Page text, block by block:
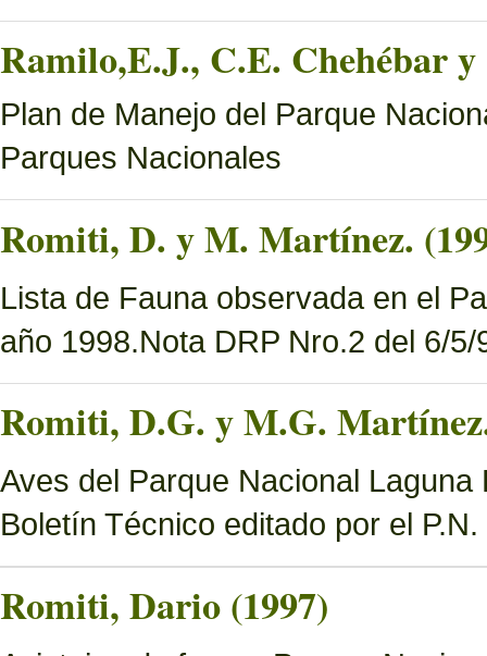
Ramilo,E.J., C.E. Chehébar
Plan de Manejo del Parque
Parques Nacionales
Romiti, D. y M. Martínez.
Lista de Fauna observada en el
año 1998.Nota DRP Nro.2 del 6/5/
Romiti, D.G. y M.G.
Aves del Parque Nacional
Boletín Técnico editado por el
Romiti, Dario (1997)